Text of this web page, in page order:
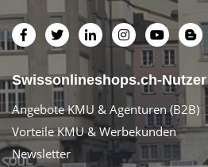
Swissonlineshops.ch-Nutzer
Angebote KMU & Agenturen (B2B)
Vorteile KMU & Werbekunden
Newsletter